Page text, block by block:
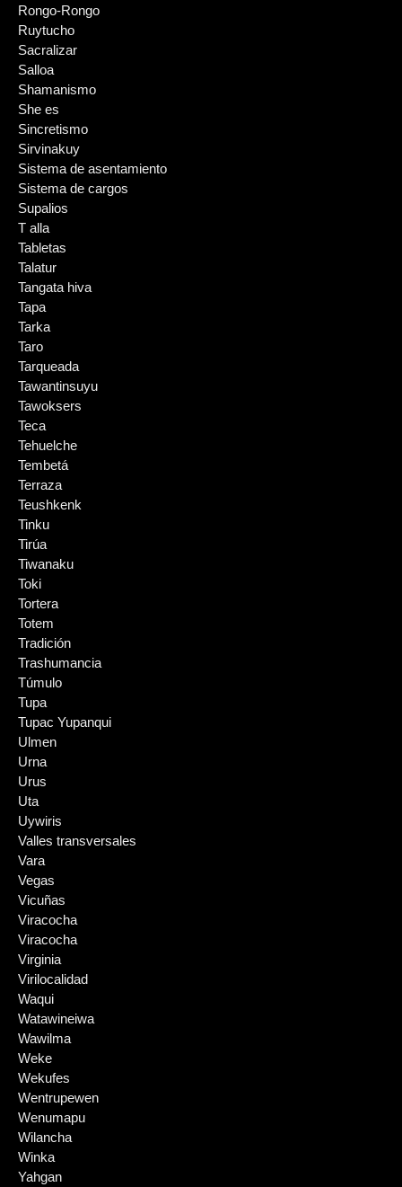
Rongo-Rongo
Ruytucho
Sacralizar
Salloa
Shamanismo
She es
Sincretismo
Sirvinakuy
Sistema de asentamiento
Sistema de cargos
Supalios
T alla
Tabletas
Talatur
Tangata hiva
Tapa
Tarka
Taro
Tarqueada
Tawantinsuyu
Tawoksers
Teca
Tehuelche
Tembetá
Terraza
Teushkenk
Tinku
Tirúa
Tiwanaku
Toki
Tortera
Totem
Tradición
Trashumancia
Túmulo
Tupa
Tupac Yupanqui
Ulmen
Urna
Urus
Uta
Uywiris
Valles transversales
Vara
Vegas
Vicuñas
Viracocha
Viracocha
Virginia
Virilocalidad
Waqui
Watawineiwa
Wawilma
Weke
Wekufes
Wentrupewen
Wenumapu
Wilancha
Winka
Yahgan